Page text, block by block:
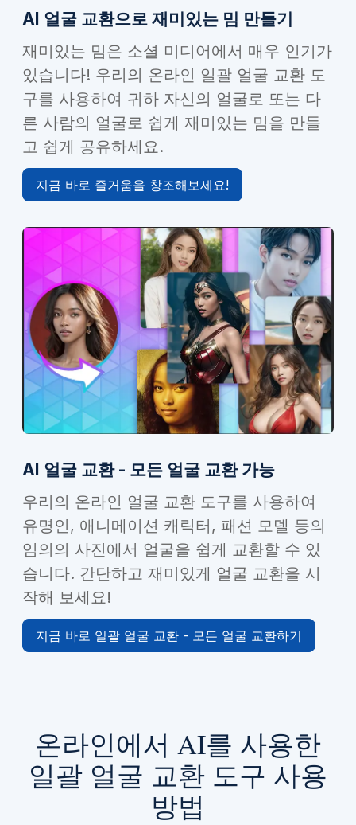
AI 얼굴 교환으로 재미있는 밈 만들기
재미있는 밈은 소셜 미디어에서 매우 인기가
있습니다! 우리의 온라인 일괄 얼굴 교환 도
구를 사용하여 귀하 자신의 얼굴로 또는 다
른 사람의 얼굴로 쉽게 재미있는 밈을 만들
고 쉽게 공유하세요.
지금 바로 즐거움을 창조해보세요!
AI 얼굴 교환 - 모든 얼굴 교환 가능
우리의 온라인 얼굴 교환 도구를 사용하여
유명인, 애니메이션 캐릭터, 패션 모델 등의
임의의 사진에서 얼굴을 쉽게 교환할 수 있
습니다. 간단하고 재미있게 얼굴 교환을 시
작해 보세요!
지금 바로 일괄 얼굴 교환 - 모든 얼굴 교환하기
온라인에서 AI를 사용한
일괄 얼굴 교환 도구 사용
방법